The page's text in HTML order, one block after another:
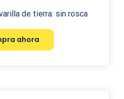
de tierra: sin rosca
ahora